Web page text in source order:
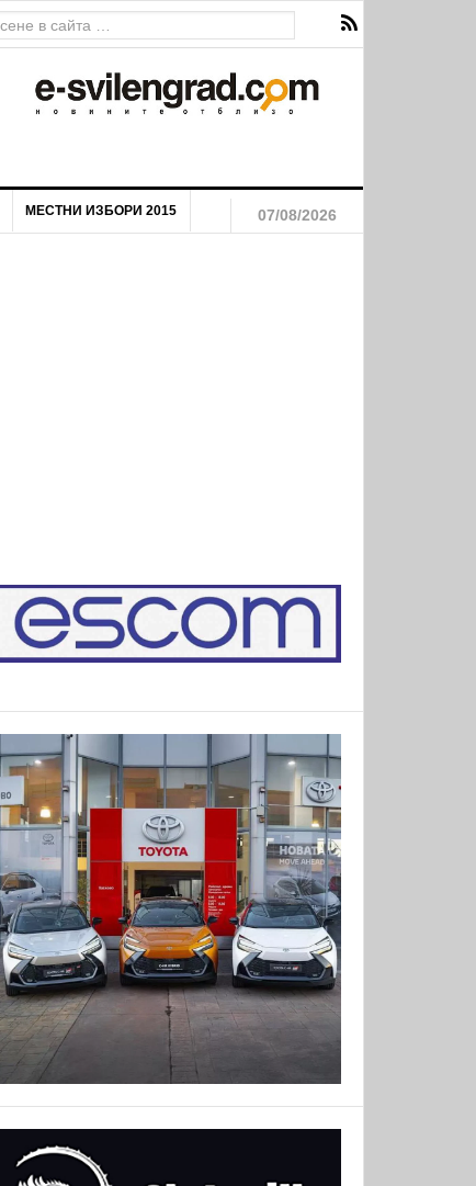
МЕСТНИ ИЗБОРИ 2015 07/08/2026